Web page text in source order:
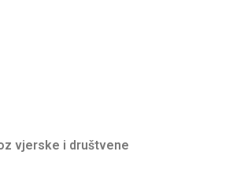
vjerske i društvene